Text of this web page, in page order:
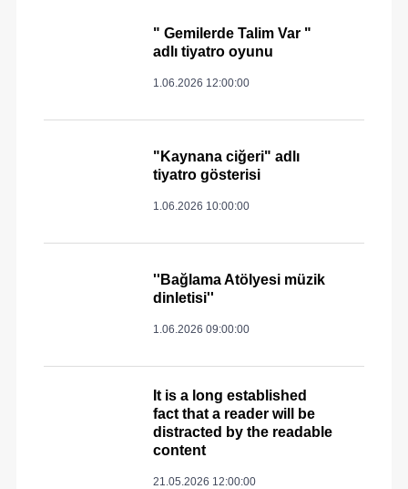
" Gemilerde Talim Var "
adlı tiyatro oyunu
1.06.2026 12:00:00
"Kaynana ciğeri" adlı
tiyatro gösterisi
1.06.2026 10:00:00
''Bağlama Atölyesi müzik
dinletisi''
1.06.2026 09:00:00
It is a long established
fact that a reader will be
distracted by the readable
content
21.05.2026 12:00:00